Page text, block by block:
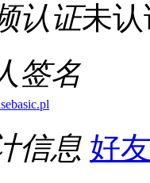
认证未认
签名
信息 好